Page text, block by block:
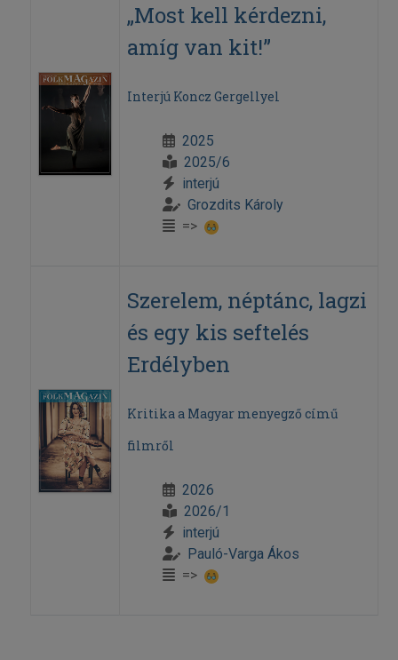
„Most kell kérdezni,
amíg van kit!”
Interjú Koncz Gergellyel
2025
2025/6
interjú
Grozdits Károly
=>
Szerelem, néptánc, lagzi
és egy kis seftelés
Erdélyben
Kritika a Magyar menyegző című
filmről
2026
2026/1
interjú
Pauló-Varga Ákos
=>